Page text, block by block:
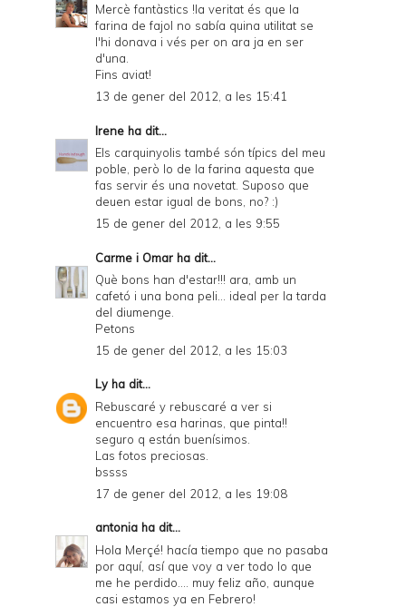
Mercè fantàstics !la veritat és que la
farina de fajol no sabía quina utilitat se
l'hi donava i vés per on ara ja en ser
d'una.
Fins aviat!
13 de gener del 2012, a les 15:41
Irene ha dit...
Els carquinyolis també són típics del meu
poble, però lo de la farina aquesta que
fas servir és una novetat. Suposo que
deuen estar igual de bons, no? :)
15 de gener del 2012, a les 9:55
Carme i Omar ha dit...
Què bons han d'estar!!! ara, amb un
cafetó i una bona peli... ideal per la tarda
del diumenge.
Petons
15 de gener del 2012, a les 15:03
Lyha dit...
Rebuscaré y rebuscaré a ver si
encuentro esa harinas, que pinta!!
seguro q están buenísimos.
Las fotos preciosas.
bssss
17 de gener del 2012, a les 19:08
antonia ha dit...
Hola Merçé! hacía tiempo que no pasaba
por aquí, así que voy a ver todo lo que
me he perdido.... muy feliz año, aunque
casi estamos ya en Febrero!